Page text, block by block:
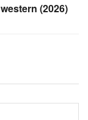
(2026)